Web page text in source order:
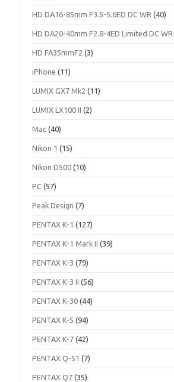
HD DA16-85mm F3.5-5.6ED DC WR (40)
HD DA20-40mm F2.8-4ED Limited DC WR
HD FA35mmF2 (3)
iPhone (11)
LUMIX GX7 Mk2 (11)
LUMIX LX100 II (2)
Mac (40)
Nikon 1 (15)
Nikon D500 (10)
PC (57)
Peak Design (7)
PENTAX K-1 (127)
PENTAX K-1 Mark II (39)
PENTAX K-3 (79)
PENTAX K-3 II (56)
PENTAX K-30 (44)
PENTAX K-5 (94)
PENTAX K-7 (42)
PENTAX Q-S1 (7)
PENTAX Q7 (35)